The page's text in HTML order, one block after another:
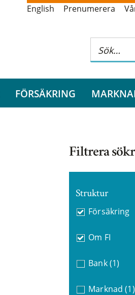
English Prenumerera
FÖRSÄKRING
Filtrera
Struktur
Försäkring
Om FI
Bank (1)
Marknad (1)